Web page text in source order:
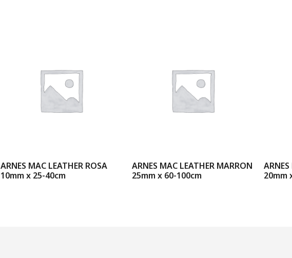
ARNES MAC LEATHER ROSA
10mm x 25-40cm
ARNES MAC LEATHER MARRON
25mm x 60-100cm
20mm